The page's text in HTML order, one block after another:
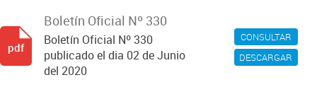
CONSULTAR
DESCARGAR
Boletín Oficial Nº 330
Boletín Oficial Nº 330
publicado el dia 02 de Junio
del 2020
pdf